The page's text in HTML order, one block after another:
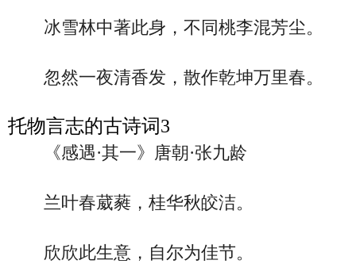
冰雪林中著此身，不同桃李混芳尘。
忽然一夜清香发，散作乾坤万里春。
托物言志的古诗词3
《感遇·其一》唐朝·张九龄
兰叶春葳蕤，桂华秋皎洁。
欣欣此生意，自尔为佳节。